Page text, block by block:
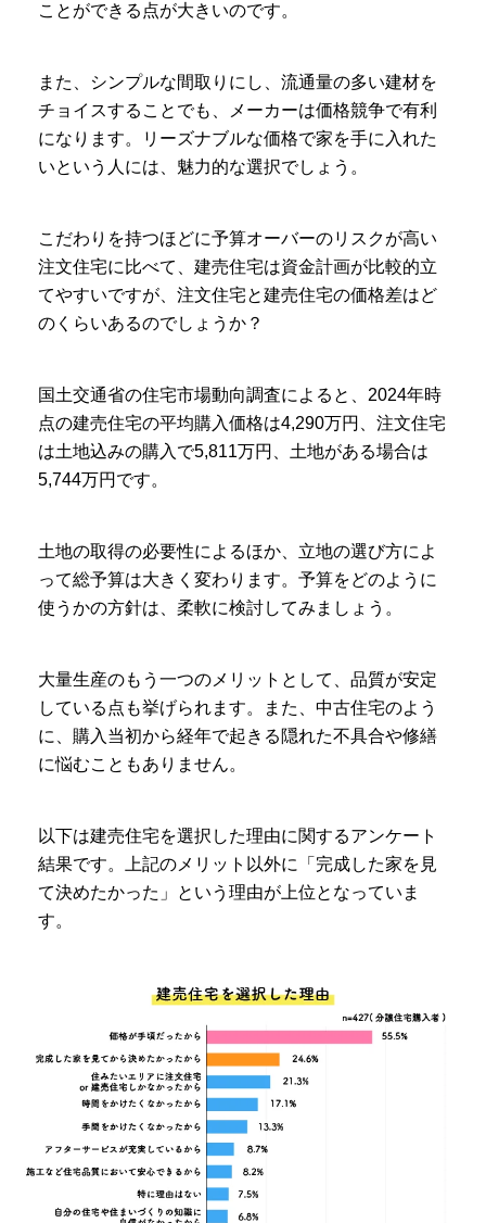
ことができる点が大きいのです。
また、シンプルな間取りにし、流通量の多い建材を
チョイスすることでも、メーカーは価格競争で有利
になります。リーズナブルな価格で家を手に入れた
いという人には、魅力的な選択でしょう。
こだわりを持つほどに予算オーバーのリスクが高い
注文住宅に比べて、建売住宅は資金計画が比較的立
てやすいですが、注文住宅と建売住宅の価格差はど
のくらいあるのでしょうか？
国土交通省の住宅市場動向調査によると、2024年時
点の建売住宅の平均購入価格は4,290万円、注文住宅
は土地込みの購入で5,811万円、土地がある場合は
5,744万円です。
土地の取得の必要性によるほか、立地の選び方によ
って総予算は大きく変わります。予算をどのように
使うかの方針は、柔軟に検討してみましょう。
大量生産のもう一つのメリットとして、品質が安定
している点も挙げられます。また、中古住宅のよう
に、購入当初から経年で起きる隠れた不具合や修繕
に悩むこともありません。
以下は建売住宅を選択した理由に関するアンケート
結果です。上記のメリット以外に「完成した家を見
て決めたかった」という理由が上位となっていま
す。